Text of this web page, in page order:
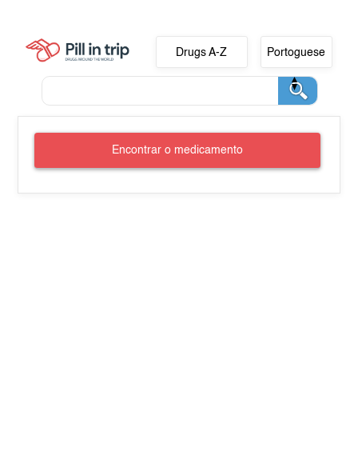
Drugs A-Z Portoguese
Encontrar o medicamento